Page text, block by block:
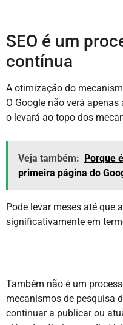
SEO é um
contínua
A otimização do
O Google não verá
o levará ao topo dos
Veja também: Porque
primeira página do
Pode levar meses até que
significativamente em
Também não é um
mecanismos de pesquisa
continuar a publicar ou